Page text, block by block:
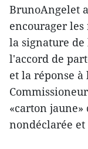
BrunoAngelet
encourager
la signature
l'accord de
et la réponse
«carton
nondéclarée